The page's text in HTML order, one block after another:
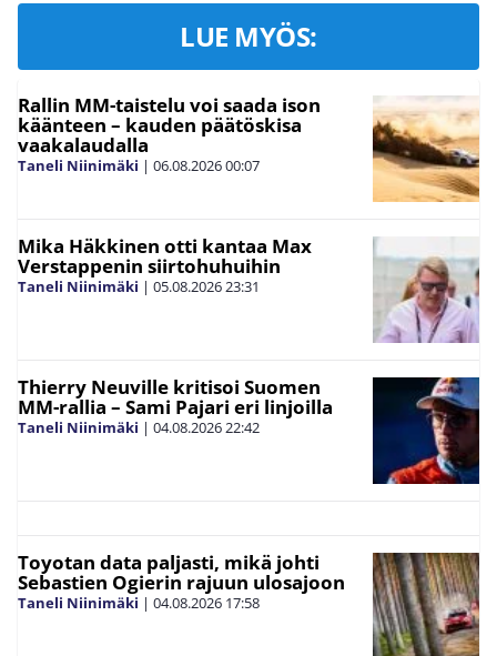
LUE MYÖS:
Rallin MM-taistelu voi saada ison
käänteen – kauden päätöskisa
vaakalaudalla
Taneli Niinimäki | 06.08.202600:07
Mika Häkkinen otti kantaa Max
Verstappenin siirtohuhuihin
Taneli Niinimäki | 05.08.202623:31
Thierry Neuville kritisoi Suomen
MM-rallia – Sami Pajari eri linjoilla
Taneli Niinimäki | 04.08.202622:42
Toyotan data paljasti, mikä johti
Sebastien Ogierin rajuun ulosajoon
Taneli Niinimäki | 04.08.2026 17:58